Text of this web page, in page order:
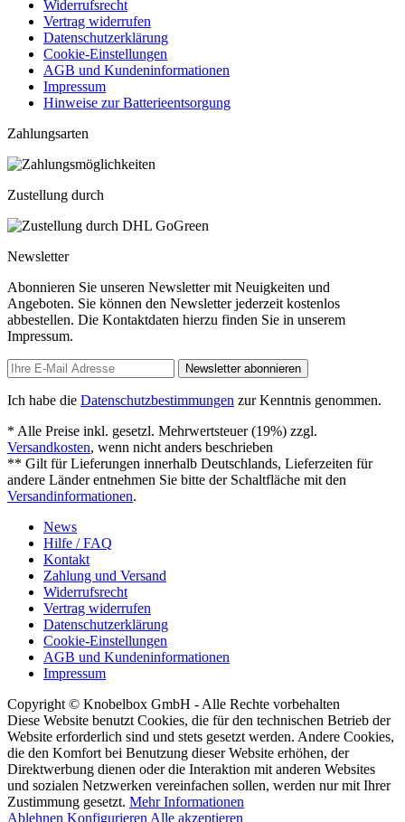
Widerrufsrecht
Vertrag widerrufen
Datenschutzerklärung
Cookie-Einstellungen
AGB und Kundeninformationen
Impressum
Hinweise zur Batterieentsorgung
Zahlungsarten
Zustellung durch
Newsletter
Abonnieren Sie unseren Newsletter mit Neuigkeiten und
Angeboten. Sie können den Newsletter jederzeit kostenlos
abbestellen. Die Kontaktdaten hierzu finden Sie in unserem
Impressum.
Newsletter abonnieren
Ich habe die Datenschutzbestimmungen zur Kenntnis genommen.
* Alle Preise inkl. gesetzl. Mehrwertsteuer (19%) zzgl.
Versandkosten, wenn nicht anders beschrieben
** Gilt für Lieferungen innerhalb Deutschlands, Lieferzeiten für
andere Länder entnehmen Sie bitte der Schaltfläche mit den
Versandinformationen.
News
Hilfe / FAQ
Kontakt
Zahlung und Versand
Widerrufsrecht
Vertrag widerrufen
Datenschutzerklärung
Cookie-Einstellungen
AGB und Kundeninformationen
Impressum
Copyright © Knobelbox GmbH - Alle Rechte vorbehalten
Diese Website benutzt Cookies, die für den technischen Betrieb der
Website erforderlich sind und stets gesetzt werden. Andere Cookies,
die den Komfort bei Benutzung dieser Website erhöhen, der
Direktwerbung dienen oder die Interaktion mit anderen Websites
und sozialen Netzwerken vereinfachen sollen, werden nur mit Ihrer
Zustimmung gesetzt. Mehr Informationen
Ablehnen Konfigurieren Alle akzeptieren